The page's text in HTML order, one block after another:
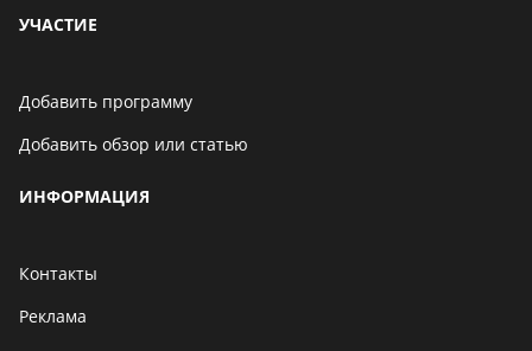
УЧАСТИЕ
Добавить программу
Добавить обзор или статью
ИНФОРМАЦИЯ
Контакты
Реклама